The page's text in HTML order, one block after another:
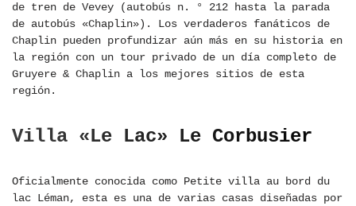
de tren de Vevey (autobús n. ° 212 hasta la parada
de autobús «Chaplin»). Los verdaderos fanáticos de
Chaplin pueden profundizar aún más en su historia en
la región con un tour privado de un día completo de
Gruyere & Chaplin a los mejores sitios de esta
región.
Villa «Le Lac» Le Corbusier
Oficialmente conocida como Petite villa au bord du
lac Léman, esta es una de varias casas diseñadas por